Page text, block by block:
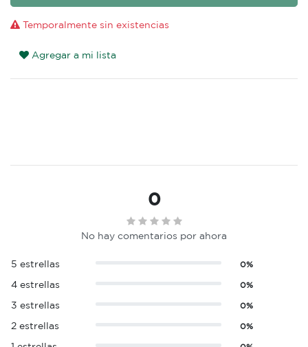
Temporalmente sin existencias
Agregar a mi lista
0
No hay comentarios por ahora
5 estrellas 0%
4 estrellas 0%
3 estrellas 0%
2 estrellas 0%